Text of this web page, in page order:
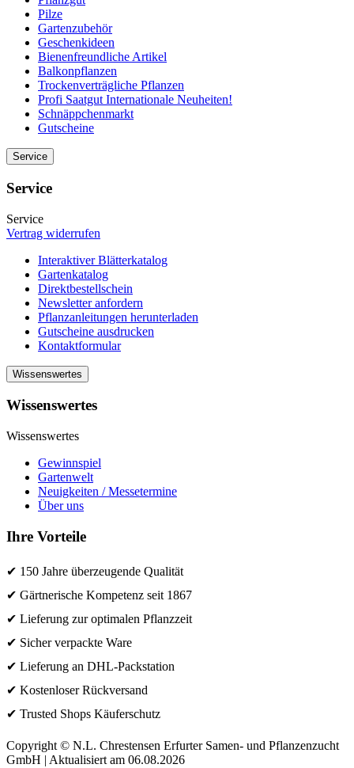
Pilze
Gartenzubehör
Geschenkideen
Bienenfreundliche Artikel
Balkonpflanzen
Trockenverträgliche Pflanzen
Profi Saatgut Internationale Neuheiten!
Schnäppchenmarkt
Gutscheine
Service
Service
Service
Vertrag widerrufen
Interaktiver Blätterkatalog
Gartenkatalog
Direktbestellschein
Newsletter anfordern
Pflanzanleitungen herunterladen
Gutscheine ausdrucken
Kontaktformular
Wissenswertes
Wissenswertes
Wissenswertes
Gewinnspiel
Gartenwelt
Neuigkeiten / Messetermine
Über uns
Ihre Vorteile
✔ 150 Jahre überzeugende Qualität
✔ Gärtnerische Kompetenz seit 1867
✔ Lieferung zur optimalen Pflanzzeit
✔ Sicher verpackte Ware
✔ Lieferung an DHL-Packstation
✔ Kostenloser Rückversand
✔ Trusted Shops Käuferschutz
Copyright © N.L. Chrestensen Erfurter Samen- und Pflanzenzucht
GmbH | Aktualisiert am 06.08.2026